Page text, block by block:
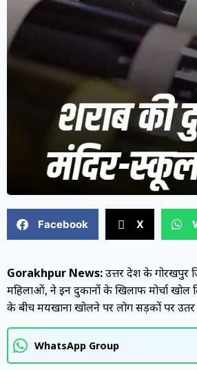
Facebook X
Gorakhpur News:उत्तर प्रदेश के
महिलाओं, ने इन दुकानों के खिलाफ मोर्चा खोल
के बीच मयखाना खोलने पर लोग सड़कों पर
WhatsApp Group